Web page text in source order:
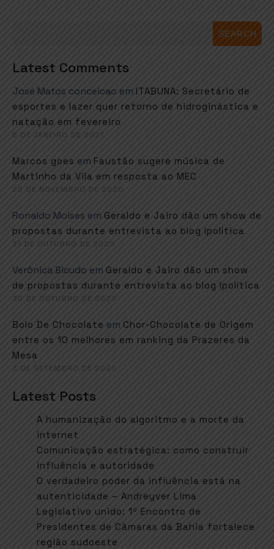
SEARCH
Latest Comments
José Matos conceicao em ITABUNA: Secretário de
esportes e lazer quer retorno de hidroginástica e
natação em fevereiro
6 DE JANEIRO DE 2021
Marcos goes em Faustão sugere música de
Martinho da Vila em resposta ao MEC
26 DE NOVEMBRO DE 2020
Ronaldo Moises em Geraldo e Jairo dão um show de
propostas durante entrevista ao blog Ipolítica
31 DE OUTUBRO DE 2020
Verônica Bicudo em Geraldo e Jairo dão um show
de propostas durante entrevista ao blog Ipolítica
30 DE OUTUBRO DE 2020
Bolo De Chocolate em Chor-Chocolate de Origem
entre os 10 melhores em ranking da Prazeres da
Mesa
3 DE SETEMBRO DE 2020
Latest Posts
A humanização do algoritmo e a morte da
internet
Comunicação estratégica: como construir
influência e autoridade
O verdadeiro poder da influência está na
autenticidade – Andreyver Lima
Legislativo unido: 1º Encontro de
Presidentes de Câmaras da Bahia fortalece
região sudoeste